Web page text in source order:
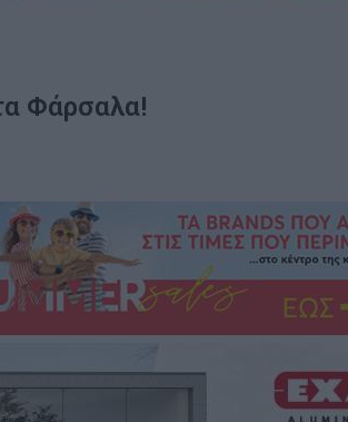
Φάρσαλα!